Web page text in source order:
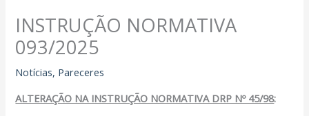
Porque ser um Associado
Contribuições
Dissídios e Convenções de Trabalho
Filiação Sindical
INSTRUÇÃO NORMATIVA
093/2025
Notícias, Pareceres
ALTERAÇÃO NA INSTRUÇÃO NORMATIVA DRP Nº 45/98: